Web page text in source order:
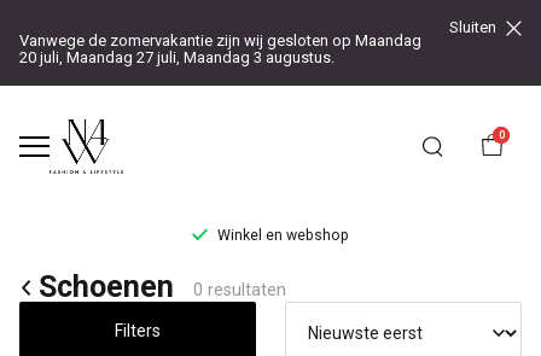
Vanwege de zomervakantie zijn wij gesloten op Maandag
20 juli, Maandag 27 juli, Maandag 3 augustus.
Sluiten
0
Winkel en webshop
Schoenen
Schoenen 0 resultaten
Filters